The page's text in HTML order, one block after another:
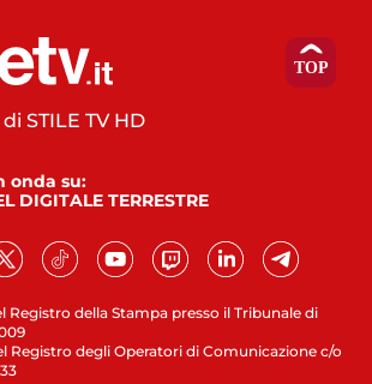
Registro della Stampa presso il Tribunale di
Registro degli Operatori di Comunicazione c/o
STILE TV HD
onda su:
DIGITALE TERRESTRE